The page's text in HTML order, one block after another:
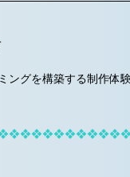
ングを構築する制作体